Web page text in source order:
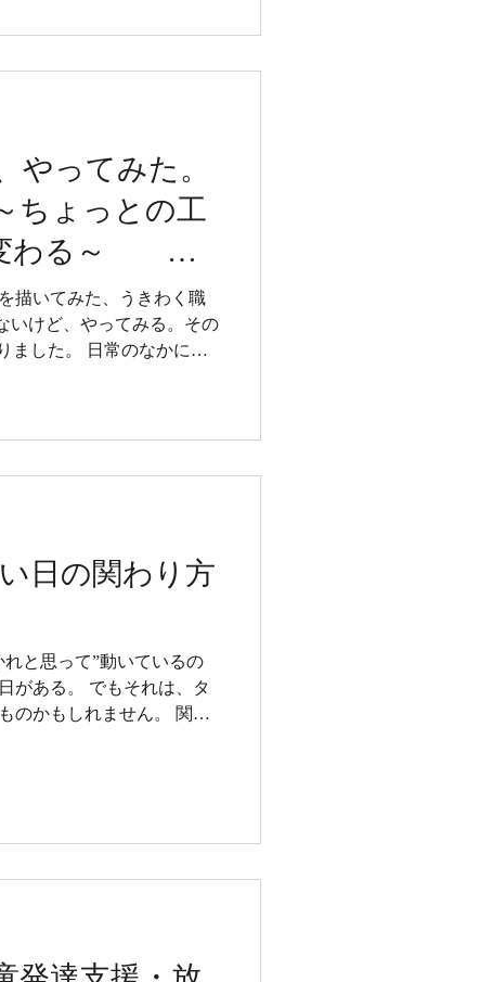
やってみた。
ちょっとの工
変わる～
集中が一番下
描いてみた、うきわく職
いけど、やってみる。その
ました。 日常のなかにあ
日の関わり方
と思って”動いているの
がある。 でもそれは、タ
のかもしれません。 関係